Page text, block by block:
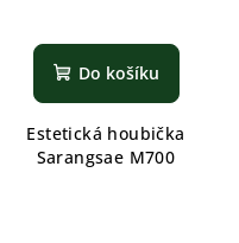
Do košíku
Estetická houbička
Sarangsae M700